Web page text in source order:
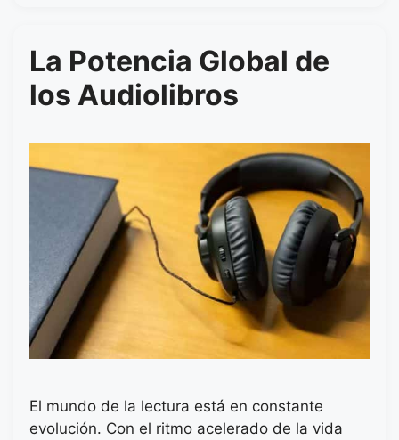
La Potencia Global de
los Audiolibros
El mundo de la lectura está en constante
evolución. Con el ritmo acelerado de la vida